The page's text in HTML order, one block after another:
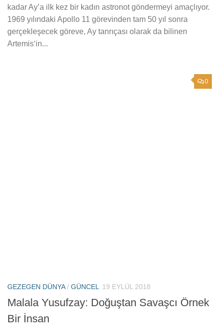
kadar Ay’a ilk kez bir kadın astronot göndermeyi amaçlıyor.
1969 yılındaki Apollo 11 görevinden tam 50 yıl sonra
gerçekleşecek göreve, Ay tanrıçası olarak da bilinen
Artemis‘in...
0
GEZEGEN DÜNYA/ GÜNCEL 19 EYLÜL 2018
Malala Yusufzay: Doğuştan Savaşcı Örnek
Bir İnsan